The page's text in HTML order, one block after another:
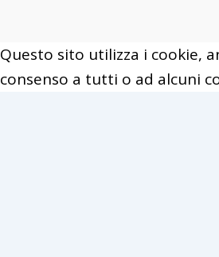
Questo sito utilizza i cookie,
consenso a tutti o ad alcuni